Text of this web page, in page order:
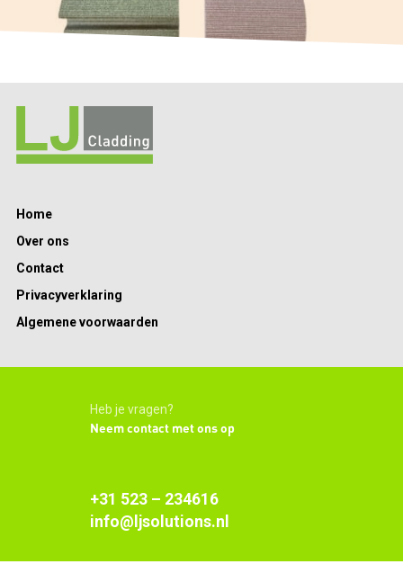
Home
Over ons
Contact
Privacyverklaring
Algemene voorwaarden
Heb je vragen?
Neem contact met ons op
+31 523 – 234616
info@ljsolutions.nl